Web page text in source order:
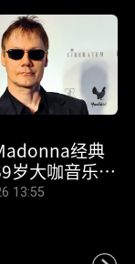
经典
岁大咖音乐制
离世
13:55